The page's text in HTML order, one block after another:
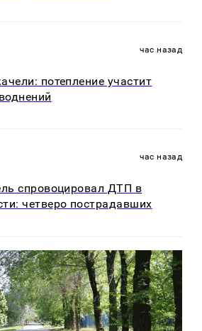
час назад
потепление участит
час назад
спровоцировал ДТП в
четверо пострадавших